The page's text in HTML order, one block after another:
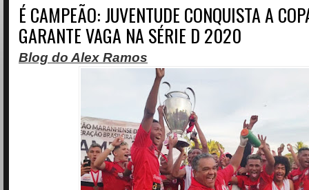
É CAMPEÃO: JUVENTUDE CONQUISTA A
GARANTE VAGA NA SÉRIE D 2020
Blog do Alex Ramos